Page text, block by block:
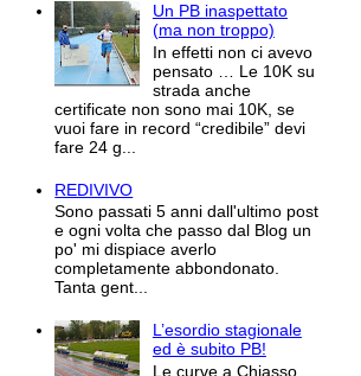
Un PB inaspettato
(ma non troppo)
In effetti non ci avevo
pensato … Le 10K su
strada anche
certificate non sono mai 10K, se
vuoi fare in record “credibile” devi
fare 24 g...
REDIVIVO
Sono passati 5 anni dall'ultimo post
e ogni volta che passo dal Blog un
po' mi dispiace averlo
completamente abbondonato.
Tanta gent...
L’esordio stagionale
ed è subito PB!
Le curve a Chiasso